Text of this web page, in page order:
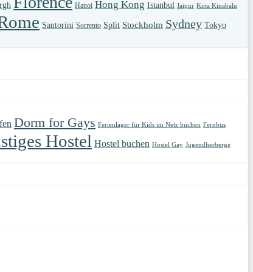
Hanoi Hong Kong Istanbul Jaipur Kota Kinabalu
Santorini Sorrento Split Stockholm Sydney Tokyo
Dorm for Gays Ferienlager für Kids im Netz buchen Fernbus
Hostel Hostel buchen Hostel Gay Jugendherberge